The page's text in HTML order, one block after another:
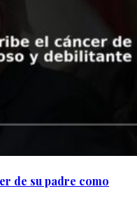
de su padre como